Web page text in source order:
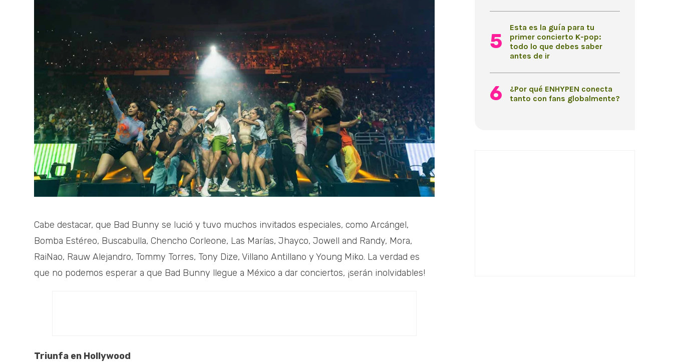
Cabe destacar, que Bad Bunny se lució y tuvo muchos invitados especiales, como Arcángel,
Bomba Estéreo, Buscabulla, Chencho Corleone, Las Marías, Jhayco, Jowell and Randy, Mora,
RaiNao, Rauw Alejandro, Tommy Torres, Tony Dize, Villano Antillano y Young Miko. La verdad es
que no podemos esperar a que Bad Bunny llegue a México a dar conciertos, ¡serán inolvidables!
Triunfa en Hollywood
Esta es la guía para tu
primer concierto K-pop:
todo lo que debes saber
antes de ir
¿Por qué ENHYPEN conecta
tanto con fans globalmente?